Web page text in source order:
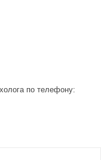
по телефону: